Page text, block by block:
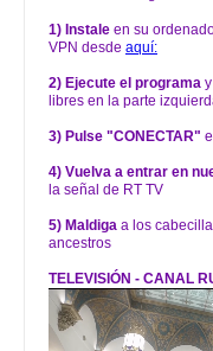
1) Instale en su
VPN desde aquí:
2) Ejecute el programa
libres en la parte
3) Pulse "CONECTAR"
4) Vuelva a entrar en
la señal de RT TV
5) Maldiga a los
ancestros
TELEVISIÓN - CANAL